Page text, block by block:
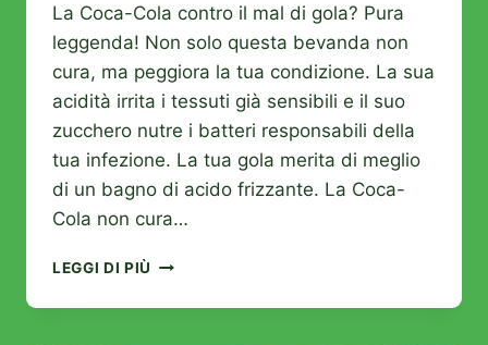
La Coca-Cola contro il mal di gola? Pura
leggenda! Non solo questa bevanda non
cura, ma peggiora la tua condizione. La sua
acidità irrita i tessuti già sensibili e il suo
zucchero nutre i batteri responsabili della
tua infezione. La tua gola merita di meglio
di un bagno di acido frizzante. La Coca-
Cola non cura…
LEGGI DI PIÙ MAL
GOLA